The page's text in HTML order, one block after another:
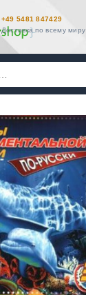
+49 5481 847429
Доставка по всему миру